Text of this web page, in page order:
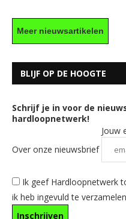
Meer nieuwsartikelen
BLIJF OP DE HOOGTE
Schrijf je in voor de
hardloopnetwerk!
Over onze nieuwsbrief
Jouw
Ik geef Hardloopnetwerk
ik heb ingevuld te